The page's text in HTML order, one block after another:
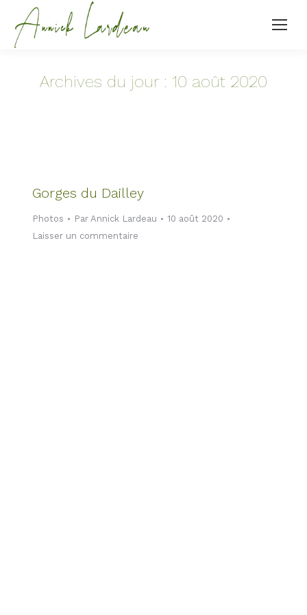
Archives du jour : 10 août 2020
Gorges du Dailley
Photos ParAnnick Lardeau
10 août 2020
Laisser un commentaire